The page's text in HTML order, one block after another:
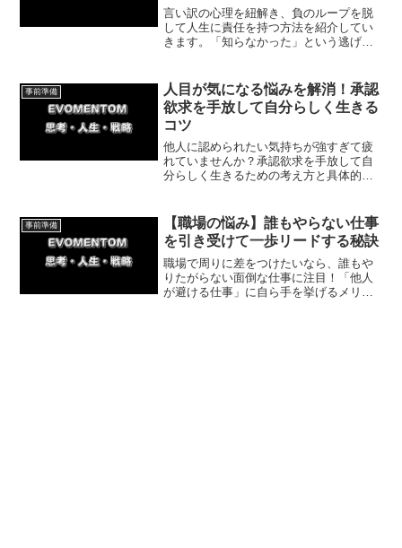
言い訳の心理を紐解き、負のループを脱
して人生に責任を持つ方法を紹介してい
きます。「知らなかった」という逃げを
ます。
事前準備
人目が気になる悩みを解消！承認
欲求を手放して自分らしく生きる
コツ
他人に認められたい気持ちが強すぎて疲
れていませんか？承認欲求を手放して自
分らしく生きるための考え方と具体的な
行動できるようになるヒントをお届けし
ます。
事前準備
【職場の悩み】誰もやらない仕事
を引き受けて一歩リードする秘訣
職場で周りに差をつけたいなら、誰もや
りたがらない面倒な仕事に注目！「他人
が避ける仕事」に自ら手を挙げるメリッ